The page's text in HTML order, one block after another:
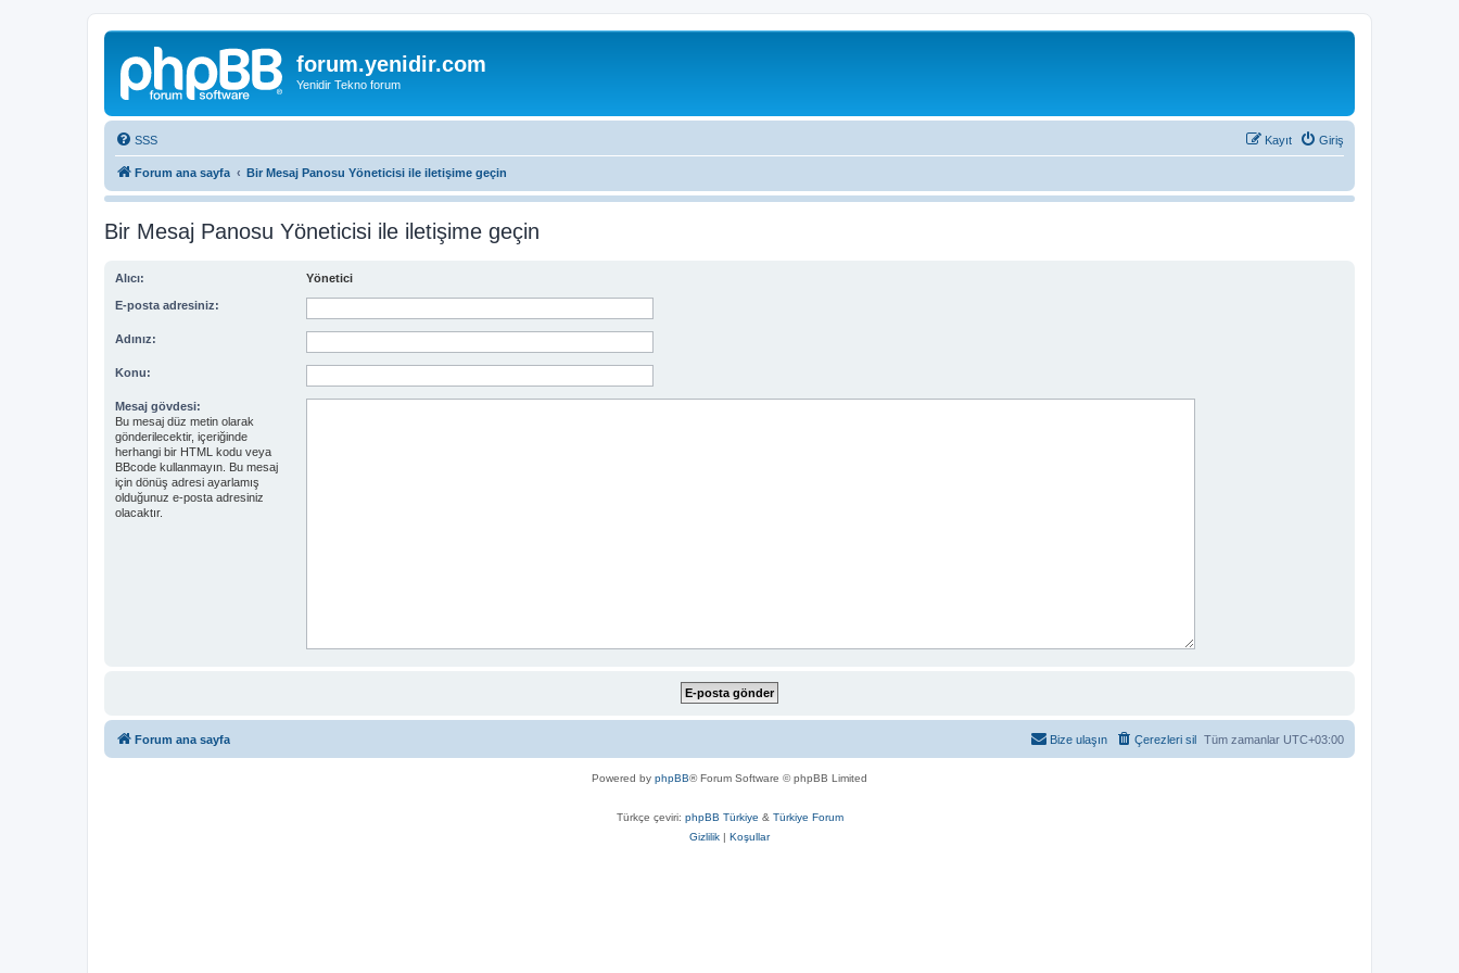
forum.yenidir.com
Yenidir Tekno forum
SSS Giriş
Kayıt
Forum ana sayfa Bir Mesaj Panosu Yöneticisi ile iletişime geçin
Bir Mesaj Panosu Yöneticisi ile iletişime geçin
Alıcı: Yönetici
E-posta adresiniz:
Adınız:
Konu:
Mesaj gövdesi:
Bu mesaj düz metin olarak
gönderilecektir, içeriğinde
herhangi bir HTML kodu veya
BBcode kullanmayın. Bu mesaj
için dönüş adresi ayarlamış
olduğunuz e-posta adresiniz
olacaktır.
Forum ana sayfa Tüm zamanlar UTC+03:00
Çerezleri sil
Bize ulaşın
Powered by phpBB® Forum Software © phpBB Limited
Türkçe çeviri: phpBB Türkiye & Türkiye Forum
Gizlilik | Koşullar